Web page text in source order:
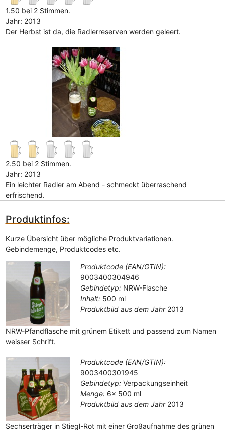
1.50 bei 2 Stimmen.
Jahr: 2013
Der Herbst ist da, die Radlerreserven werden geleert.
2.50 bei 2 Stimmen.
Jahr: 2013
Ein leichter Radler am Abend - schmeckt überraschend
erfrischend.
Produktinfos:
Kurze Übersicht über mögliche Produktvariationen.
Gebindemenge, Produktcodes etc.
Produktcode (EAN/GTIN):
9003400304946
Gebindetyp: NRW-Flasche
Inhalt:500 ml
Produktbild aus dem Jahr 2013
NRW-Pfandflasche mit grünem Etikett und passend zum Namen
weisser Schrift.
Produktcode (EAN/GTIN):
9003400301945
Gebindetyp: Verpackungseinheit
Menge:6x 500 ml
Produktbild aus dem Jahr 2013
Sechserträger in Stiegl-Rot mit einer Großaufnahme des grünen